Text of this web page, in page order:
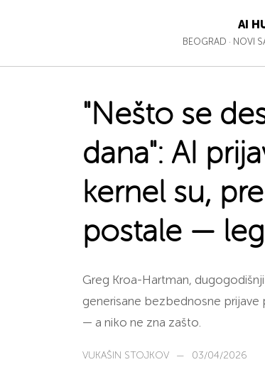
AI
BEOGRAD · NOVI
"Nešto se
dana": AI
kernel su,
postale —
Greg Kroa-Hartman,
generisane bezbednosne
— a niko ne zna zašto.
VUKAŠIN STOJKOV — 03/04/2026